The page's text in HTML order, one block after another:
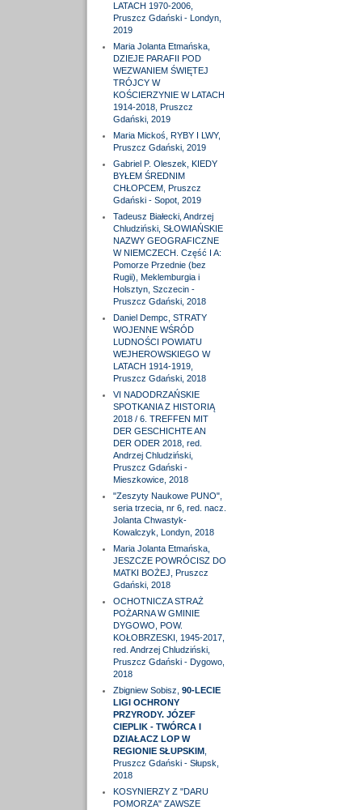
LATACH 1970-2006,
Pruszcz Gdański - Londyn,
2019
Maria Jolanta Etmańska,
DZIEJE PARAFII POD
WEZWANIEM ŚWIĘTEJ
TRÓJCY W
KOŚCIERZYNIE W LATACH
1914-2018, Pruszcz
Gdański, 2019
Maria Mickoś, RYBY I LWY,
Pruszcz Gdański, 2019
Gabriel P. Oleszek, KIEDY
BYŁEM ŚREDNIM
CHŁOPCEM, Pruszcz
Gdański - Sopot, 2019
Tadeusz Białecki, Andrzej
Chludziński, SŁOWIAŃSKIE
NAZWY GEOGRAFICZNE
W NIEMCZECH. Część I A:
Pomorze Przednie (bez
Rugii), Meklemburgia i
Holsztyn, Szczecin -
Pruszcz Gdański, 2018
Daniel Dempc, STRATY
WOJENNE WŚRÓD
LUDNOŚCI POWIATU
WEJHEROWSKIEGO W
LATACH 1914-1919,
Pruszcz Gdański, 2018
VI NADODRZAŃSKIE
SPOTKANIA Z HISTORIĄ
2018 / 6. TREFFEN MIT
DER GESCHICHTE AN
DER ODER 2018, red.
Andrzej Chludziński,
Pruszcz Gdański -
Mieszkowice, 2018
"Zeszyty Naukowe PUNO",
seria trzecia, nr 6, red. nacz.
Jolanta Chwastyk-
Kowalczyk, Londyn, 2018
Maria Jolanta Etmańska,
JESZCZE POWRÓCISZ DO
MATKI BOŻEJ, Pruszcz
Gdański, 2018
OCHOTNICZA STRAŻ
POŻARNA W GMINIE
DYGOWO, POW.
KOŁOBRZESKI, 1945-2017,
red. Andrzej Chludziński,
Pruszcz Gdański - Dygowo,
2018
Zbigniew Sobisz, 90-LECIE
LIGI OCHRONY
PRZYRODY. JÓZEF
CIEPLIK - TWÓRCA I
DZIAŁACZ LOP W
REGIONIE SŁUPSKIM,
Pruszcz Gdański - Słupsk,
2018
KOSYNIERZY Z "DARU
POMORZA" ZAWSZE